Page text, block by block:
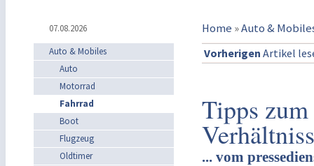
07.08.2026 Home »Auto &
Auto & Mobiles
Auto
Motorrad
Fahrrad
Boot
Flugzeug
Oldtimer
Vorherigen Artikel
Tipps
... vom